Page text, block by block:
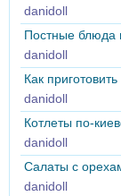
danidoll
Постные блюда
danidoll
Как
danidoll
Котлеты по-
danidoll
Салаты с
danidoll